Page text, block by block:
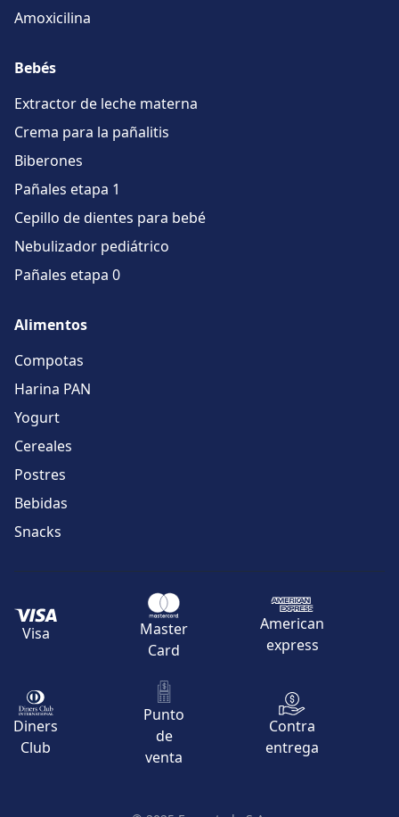
Amoxicilina
Bebés
Extractor de leche materna
Crema para la pañalitis
Biberones
Pañales etapa 1
Cepillo de dientes para bebé
Nebulizador pediátrico
Pañales etapa 0
Alimentos
Compotas
Harina PAN
Yogurt
Cereales
Postres
Bebidas
Snacks
Visa
Master
Card
American
express
Diners
Club
Punto
de
venta
Contra
entrega